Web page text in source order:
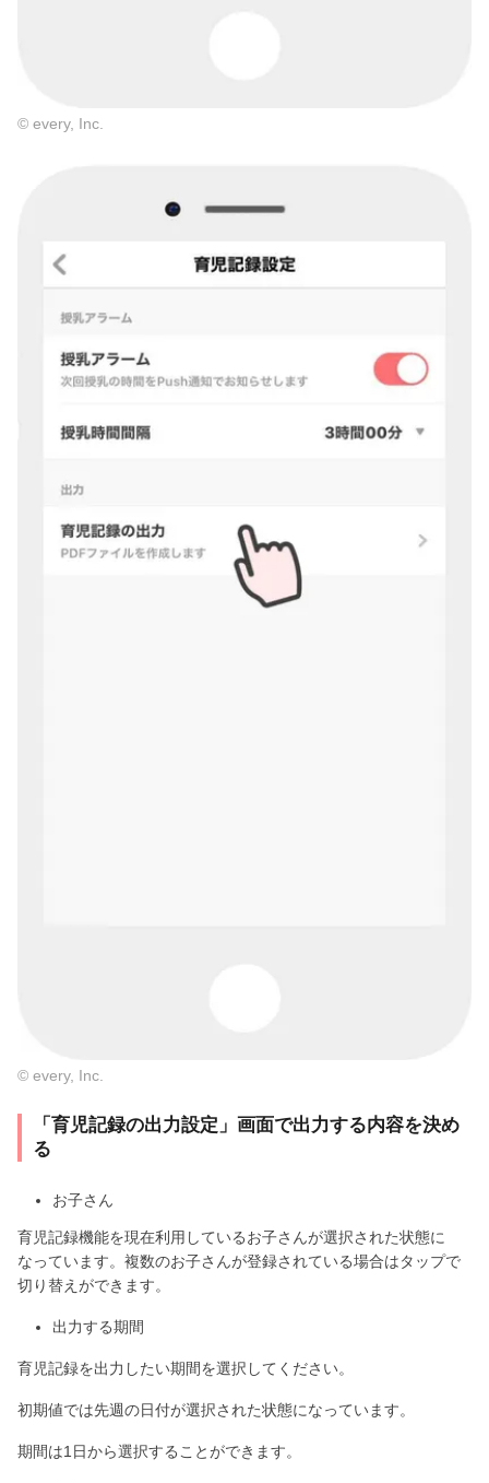
© every, Inc.
© every, Inc.
「育児記録の出力設定」画面で出力する内容を決め
る
お子さん
育児記録機能を現在利用しているお子さんが選択された状態に
なっています。複数のお子さんが登録されている場合はタップで
切り替えができます。
出力する期間
育児記録を出力したい期間を選択してください。
初期値では先週の日付が選択された状態になっています。
期間は1日から選択することができます。